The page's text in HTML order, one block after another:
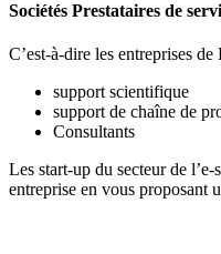
Sociétés Prestataires de
C’est-à-dire les entreprises
support scientifique
support de chaîne de
Consultants
Les start-up du secteur de
entreprise en vous proposant